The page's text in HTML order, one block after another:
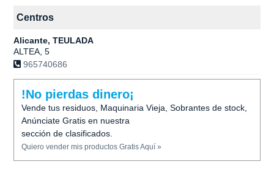
Centros
Alicante, TEULADA
ALTEA, 5
965740686
!No pierdas dinero¡
Vende tus residuos, Maquinaria Vieja, Sobrantes de stock,
Anúnciate Gratis en nuestra
sección de clasificados.
Quiero vender mis productos Gratis Aquí »